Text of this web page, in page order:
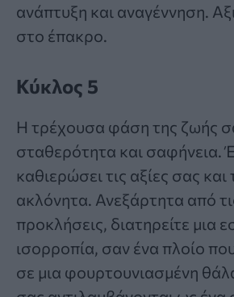
ανάπτυξη και αναγέννηση.
στο έπακρο.
Κύκλος 5
Η τρέχουσα φάση της ζωής
σταθερότητα και σαφήνεια.
καθιερώσει τις αξίες σας και
ακλόνητα. Ανεξάρτητα από
προκλήσεις, διατηρείτε μια
ισορροπία, σαν ένα πλοίο
σε μια φουρτουνιασμένη